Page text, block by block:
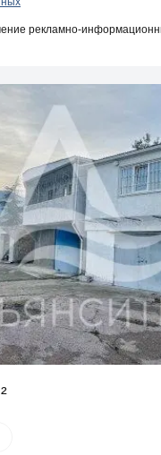
рекламно-